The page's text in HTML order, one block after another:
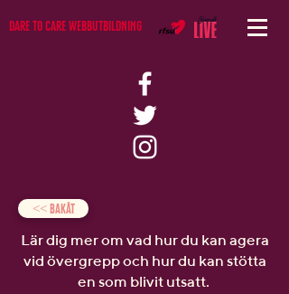
Dare to Care Webbutbildning
<< bakåt
Lär dig mer om vad hur du kan agera
vid övergrepp och hur du kan stötta
en som blivit utsatt.